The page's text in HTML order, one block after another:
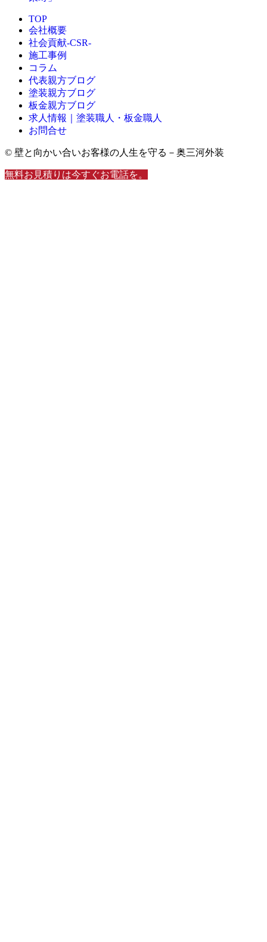
TOP
会社概要
社会貢献-CSR-
施工事例
コラム
代表親方ブログ
塗装親方ブログ
板金親方ブログ
求人情報｜塗装職人・板金職人
お問合せ
© 壁と向かい合いお客様の人生を守る－奥三河外装
無料お見積りは今すぐお電話を。